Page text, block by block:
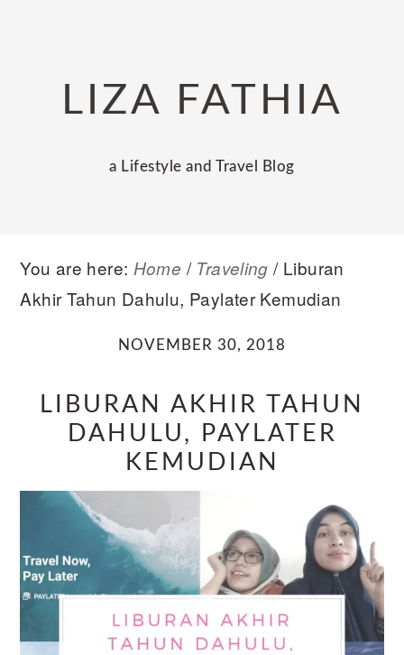
navigationLIZA FATHIA
a Lifestyle and Travel Blog
You are here: Home / Traveling /Liburan
Akhir Tahun Dahulu, Paylater Kemudian
NOVEMBER 30, 2018
LIBURAN AKHIR TAHUN
DAHULU, PAYLATER
KEMUDIAN